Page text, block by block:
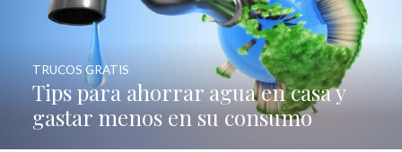
Tips para ahorrar agua en casa y
gastar menos en su consumo
TRUCOS GRATIS